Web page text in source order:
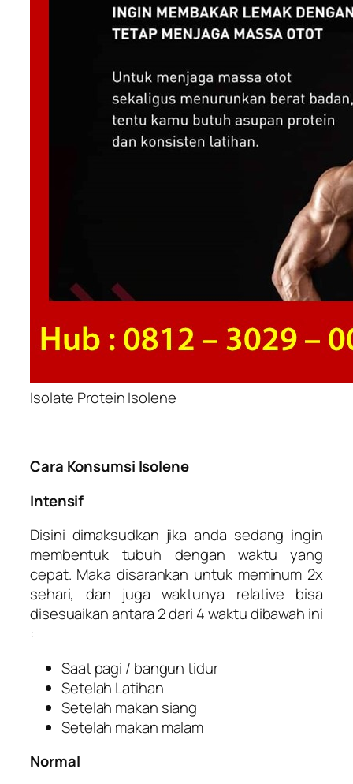
Isolate Protein Isolene
Cara Konsumsi Isolene
Intensif
Disini dimaksudkan jika anda sedang ingin
membentuk tubuh dengan waktu yang
cepat. Maka disarankan untuk meminum 2x
sehari, dan juga waktunya relative bisa
disesuaikan antara 2 dari 4 waktu dibawah ini
:
Saat pagi / bangun tidur
Setelah Latihan
Setelah makan siang
Setelah makan malam
Normal